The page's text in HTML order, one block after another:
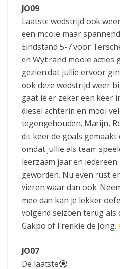
JO09
Laatste wedstrijd ook
een mooie maar
Eindstand 5-7 voor
en Wybrand mooie acties
gezien dat jullie ervoor
ook deze wedstrijd weer
gaat ie er zeker een keer
diesel achterin en mooi
tegengehouden. Marijn,
dit keer de goals gemaakt
omdat jullie als team
leerzaam jaar en
geworden. Nu even rust
vieren waar dan ook.
mee dan kan je lekker
volgend seizoen terug als
Gakpo of Frenkie de Jong.
JO07
De laatste